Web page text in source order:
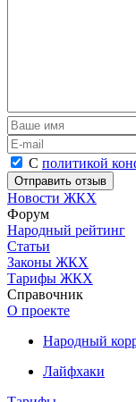
С политикой
Новости ЖКХ
Форум
Народный рейтинг
Статьи
Законы ЖКХ
Тарифы ЖКХ
Справочник
О проекте
Народный
Лайфхаки